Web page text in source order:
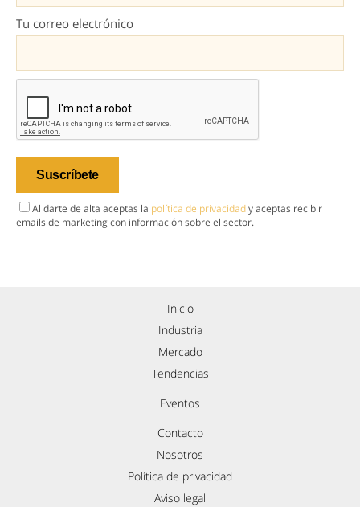
Tu correo electrónico
Al darte de alta aceptas la política de privacidady aceptas recibir
emails de marketing con información sobre el sector.
Inicio
Industria
Mercado
Tendencias
Eventos
Contacto
Nosotros
Política de privacidad
Aviso legal